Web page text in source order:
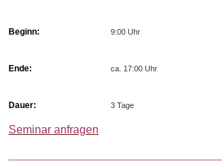
Beginn: 9:00 Uhr
Ende: ca. 17:00 Uhr
Dauer: 3 Tage
Seminar anfragen